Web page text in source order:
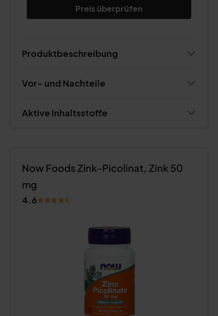
Preis überprüfen
Produktbeschreibung
Vor- und Nachteile
Aktive Inhaltsstoffe
Now Foods Zink-Picolinat, Zink 50
mg
4.6